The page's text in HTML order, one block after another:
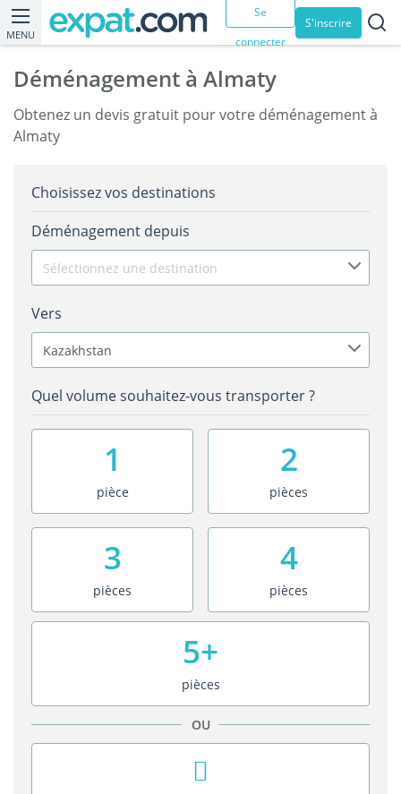
MENU
Se
connecter
S'inscrire
Déménagement à Almaty
Obtenez un devis gratuit pour votre déménagement à
Almaty
Choisissez vos destinations
Déménagement depuis
Sélectionnez une destination
Vers
Kazakhstan
Quel volume souhaitez-vous transporter ?
1
pièce
2
pièces
3
pièces
4
pièces
5+
pièces
OU